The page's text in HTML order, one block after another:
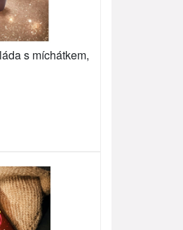
s míchátkem,